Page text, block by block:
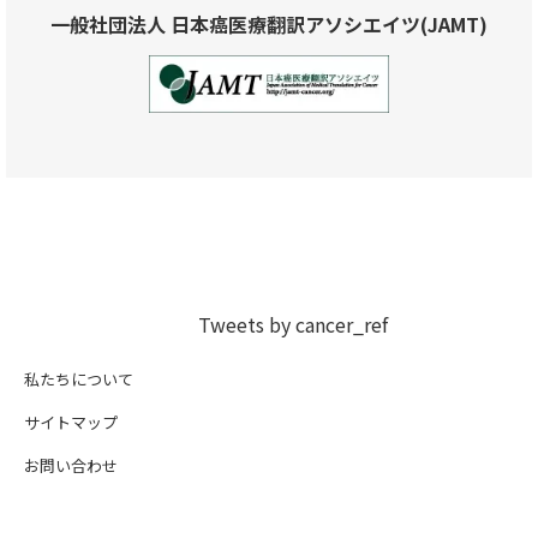
一般社団法人 日本癌医療翻訳アソシエイツ(JAMT)
Tweets by cancer_ref
私たちについて
サイトマップ
お問い合わせ